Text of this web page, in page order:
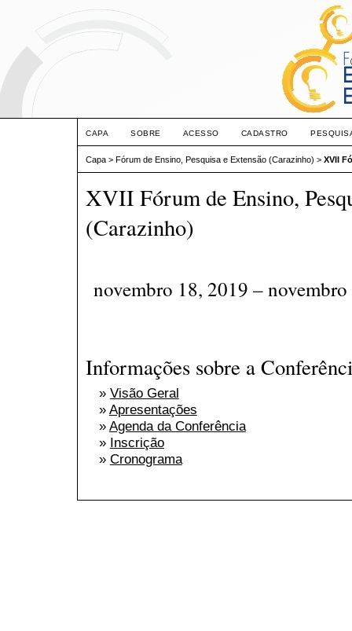
CAPA SOBRE ACESSO CADASTRO
Capa > Fórum de Ensino, Pesquisa e Extensão (Carazinho) > XVII
XVII Fórum de Ensino,
(Carazinho)
novembro 18, 2019 –
Informações sobre a
» Visão Geral
» Apresentações
» Agenda da Conferência
» Inscrição
» Cronograma